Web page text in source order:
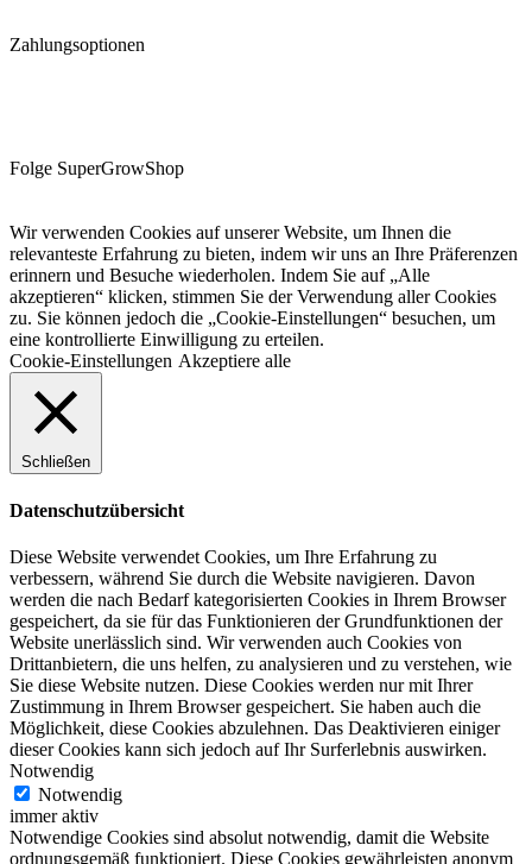
Zahlungsoptionen
Folge SuperGrowShop
Wir verwenden Cookies auf unserer Website, um Ihnen die
relevanteste Erfahrung zu bieten, indem wir uns an Ihre Präferenzen
erinnern und Besuche wiederholen. Indem Sie auf „Alle
akzeptieren“ klicken, stimmen Sie der Verwendung aller Cookies
zu. Sie können jedoch die „Cookie-Einstellungen“ besuchen, um
eine kontrollierte Einwilligung zu erteilen.
Cookie-Einstellungen Akzeptiere alle
Schließen
Datenschutzübersicht
Diese Website verwendet Cookies, um Ihre Erfahrung zu
verbessern, während Sie durch die Website navigieren. Davon
werden die nach Bedarf kategorisierten Cookies in Ihrem Browser
gespeichert, da sie für das Funktionieren der Grundfunktionen der
Website unerlässlich sind. Wir verwenden auch Cookies von
Drittanbietern, die uns helfen, zu analysieren und zu verstehen, wie
Sie diese Website nutzen. Diese Cookies werden nur mit Ihrer
Zustimmung in Ihrem Browser gespeichert. Sie haben auch die
Möglichkeit, diese Cookies abzulehnen. Das Deaktivieren einiger
dieser Cookies kann sich jedoch auf Ihr Surferlebnis auswirken.
Notwendig
Notwendig
immer aktiv
Notwendige Cookies sind absolut notwendig, damit die Website
ordnungsgemäß funktioniert. Diese Cookies gewährleisten anonym